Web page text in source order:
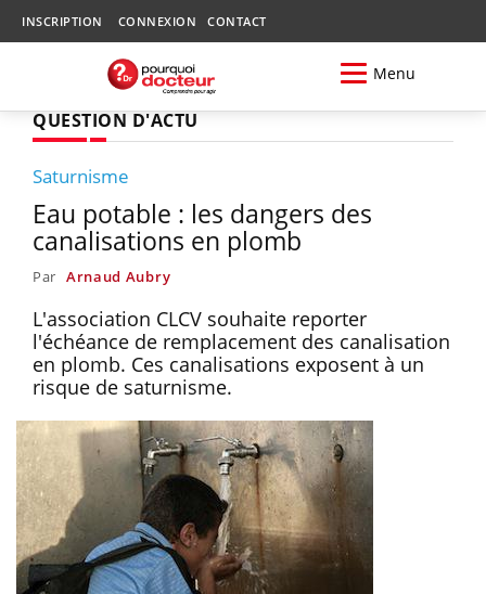
INSCRIPTION CONNEXION CONTACT
Menu
QUESTION D'ACTU
Saturnisme
Eau potable : les dangers des
canalisations en plomb
Par Arnaud Aubry
L'association CLCV souhaite reporter
l'échéance de remplacement des canalisation
en plomb. Ces canalisations exposent à un
risque de saturnisme.